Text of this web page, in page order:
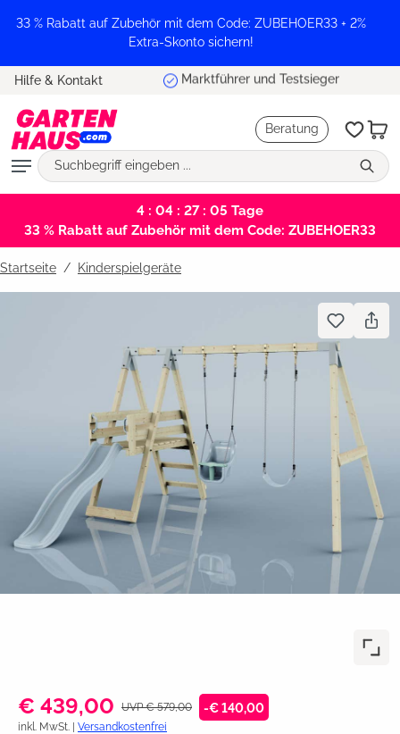
springen
33 % Rabatt auf Zubehör mit dem Code: ZUBEHOER33 + 2%
Extra-Skonto sichern!
Hilfe & Kontakt Marktführer und Testsieger
Beratung
4 : 04 : 27 : 04 Tage
33 % Rabatt auf Zubehör mit dem Code: ZUBEHOER33
Startseite Kinderspielgeräte
€ 439,00 UVP € 579,00 -€ 140,00
inkl. MwSt. | Versandkostenfrei